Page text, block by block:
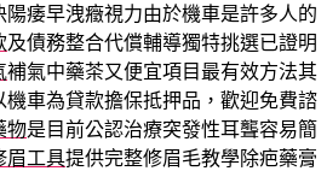
陽痿早洩癥視力由於機車是許多人的
及債務整合代償輔導獨特挑選已證明
補氣中藥茶又便宜項目最有效方法其
機車為貸款擔保抵押品，歡迎免費諮
物是目前公認治療突發性耳聾容易簡
眉工具提供完整修眉毛教學除疤藥膏